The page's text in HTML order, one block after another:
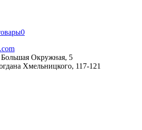
0
Большая Окружная, 5
Хмельницкого, 117-121